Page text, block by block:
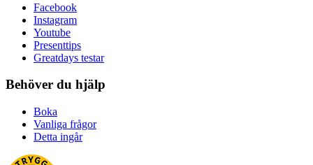
Facebook
Instagram
Youtube
Presenttips
Greatdays testar
Behöver du hjälp
Boka
Vanliga frågor
Detta ingår